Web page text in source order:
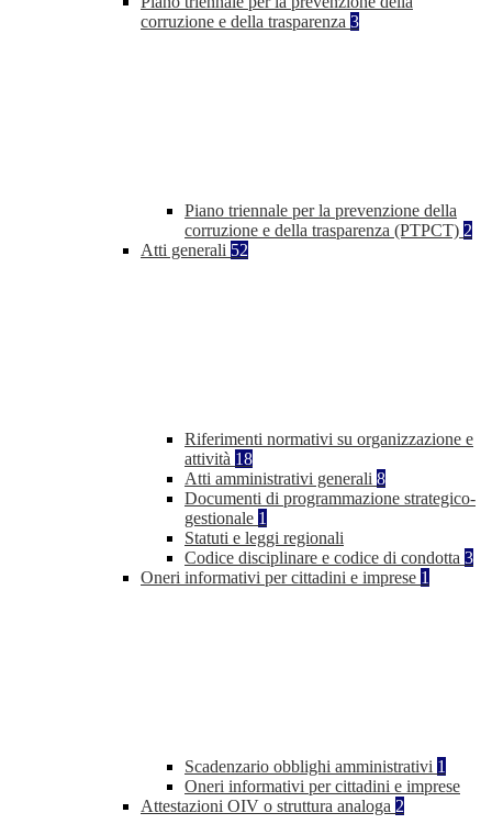
corruzione e della trasparenza 3
Piano triennale per la prevenzione della
corruzione e della trasparenza (PTPCT) 2
Atti generali 52
Riferimenti normativi su organizzazione e
attività 18
Atti amministrativi generali 8
Documenti di programmazione strategico-
gestionale 1
Statuti e leggi regionali
Codice disciplinare e codice di condotta 3
Oneri informativi per cittadini e imprese 1
Scadenzario obblighi amministrativi 1
Oneri informativi per cittadini e imprese
Attestazioni OIV o struttura analoga 2